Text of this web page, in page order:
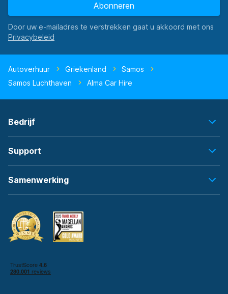
Abonneren
Door uw e-mailadres te verstrekken gaat u akkoord met ons
Autoverhuur Griekenland
Samos
Samos Luchthaven
Alma Car Hire
Bedrijf
Support
Samenwerking